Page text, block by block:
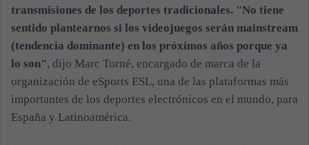
transmisiones de los deportes tradicionales. "No tiene
sentido plantearnos si los videojuegos serán mainstream
(tendencia dominante) en los próximos años porque ya
lo son", dijo Marc Torné, encargado de marca de la
organización de eSports ESL, una de las plataformas más
importantes de los deportes electrónicos en el mundo, para
España y Latinoamérica.